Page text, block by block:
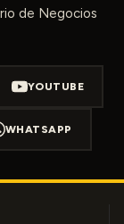
de Negocios
YOUTUBE
WHATSAPP